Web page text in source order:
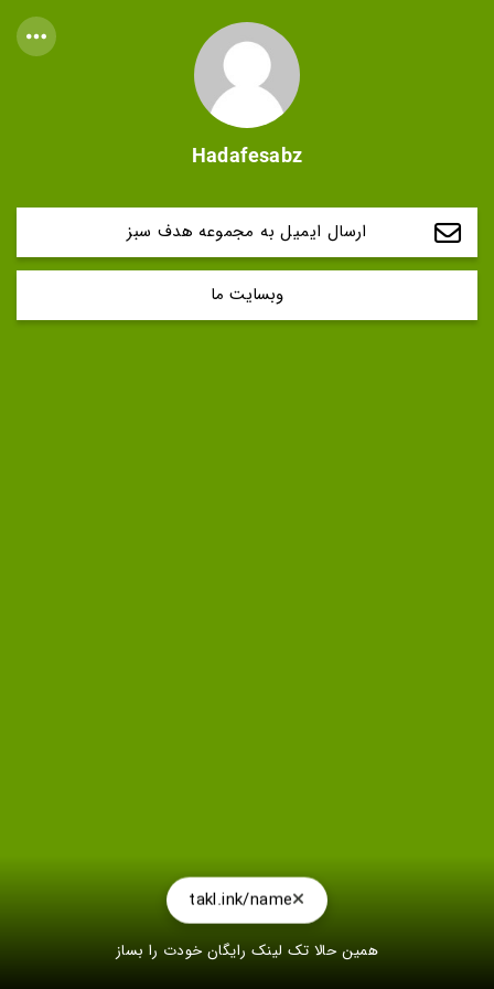
Hadafesabz
ارسال ایمیل به مجموعه هدف سبز
وبسایت ما
takl.ink/name
همین حالا تک لینک رایگان خودت را بساز